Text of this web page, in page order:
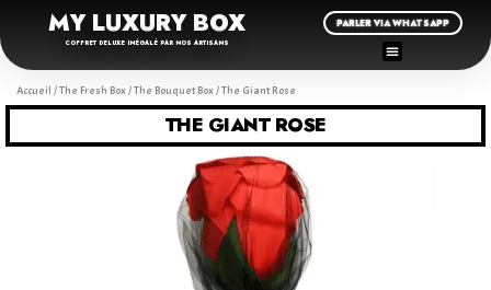
MY LUXURY BOX
COFFRET DELUXE INÉGALÉ PAR NOS ARTISANS
PARLER VIA WHATSAPP
Accueil /The Fresh Box/The Bouquet Box/ The Giant Rose
THE GIANT ROSE